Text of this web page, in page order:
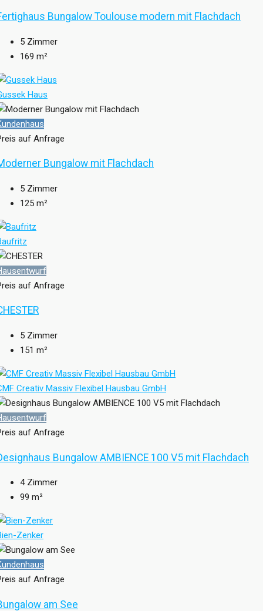
Bungalow Toulouse modern mit Flachdach
5 Zimmer
169 m²
Haus
auf Anfrage
Bungalow mit Flachdach
5 Zimmer
125 m²
auf Anfrage
5 Zimmer
151 m²
Creativ Massiv Flexibel Hausbau GmbH
auf Anfrage
Bungalow AMBIENCE 100 V5 mit Flachdach
4 Zimmer
99 m²
Zenker
auf Anfrage
am See